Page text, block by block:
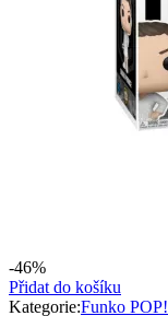
-46%
Přidat do košíku
Kategorie:Funko POP!